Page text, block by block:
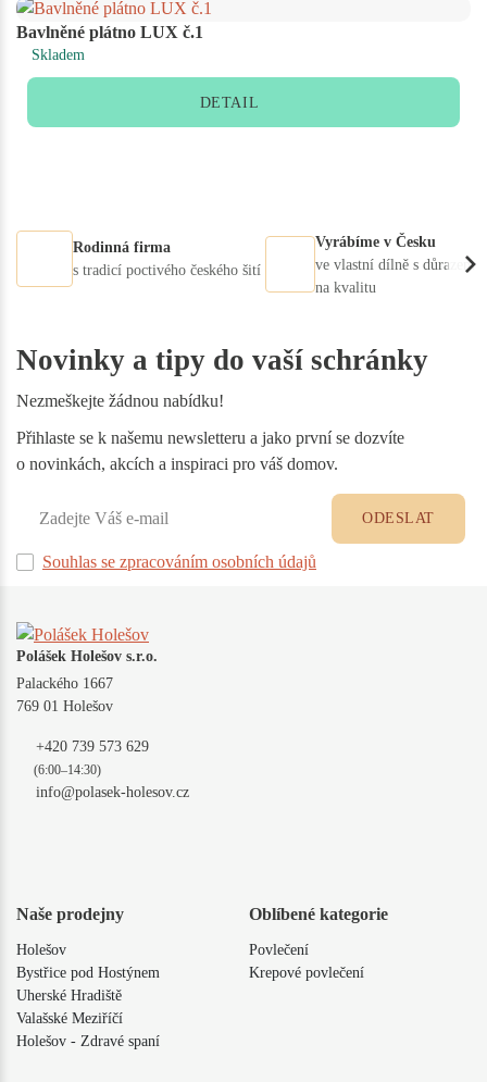
Bavlněné plátno LUX č.1
Skladem
DETAIL
Rodinná firma
s tradicí poctivého českého šití
Vyrábíme v Česku
ve vlastní dílně s důrazem
na kvalitu
Novinky a tipy do vaší schránky
Nezmeškejte žádnou nabídku!
Přihlaste se k našemu newsletteru a jako první se dozvíte
o novinkách, akcích a inspiraci pro váš domov.
Souhlas se zpracováním osobních údajů
ODESLAT
Polášek Holešov s.r.o.
Palackého 1667
769 01 Holešov
+420 739 573 629
(6:00–14:30)
info@polasek-holesov.cz
Naše prodejny
Holešov
Bystřice pod Hostýnem
Uherské Hradiště
Valašské Meziříčí
Holešov - Zdravé spaní
Oblíbené kategorie
Povlečení
Krepové povlečení